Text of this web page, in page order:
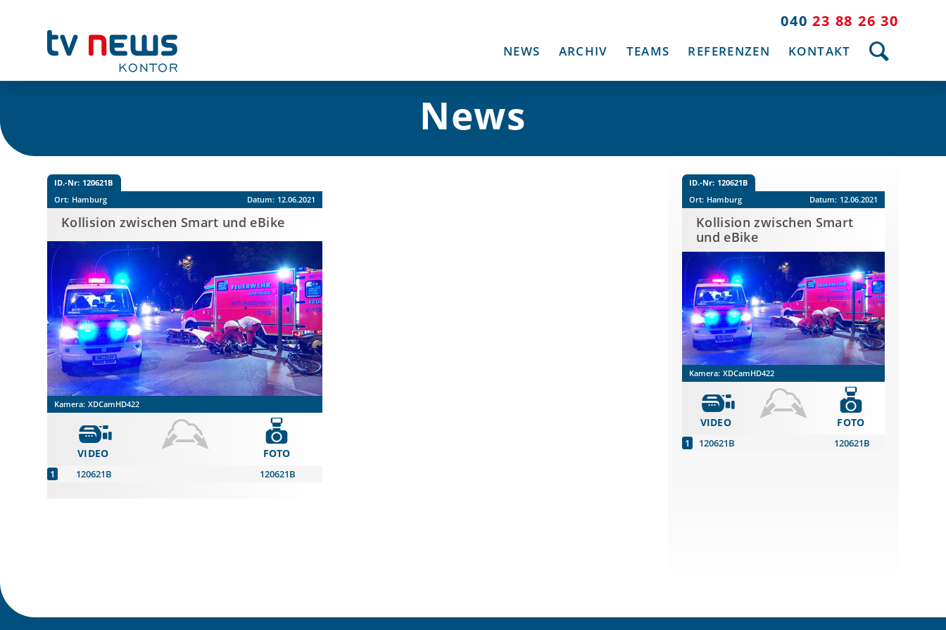
040 23 88 26 30
NEWS ARCHIV TEAMS REFERENZEN KONTAKT
News
ID.-Nr: 120621B
Ort: Hamburg Datum: 12.06.2021
Kollision zwischen Smart und eBike
Kamera: XDCamHD422
VIDEO
120621B
FOTO
120621B
ID.-Nr: 120621B
Ort: Hamburg Datum: 12.06.2021
Kollision zwischen Smart
und eBike
Kamera: XDCamHD422
VIDEO
120621B
FOTO
120621B